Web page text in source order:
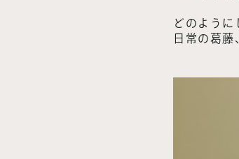
どのように
日常の葛